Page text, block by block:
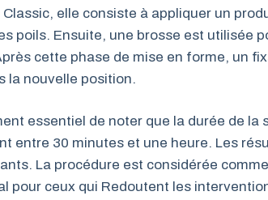
Classic, elle consiste à appliquer un
poils. Ensuite, une brosse est utilisée
cette phase de mise en forme, un
la nouvelle position.
essentiel de noter que la durée de
entre 30 minutes et une heure. Les
La procédure est considérée
pour ceux qui Redoutent les